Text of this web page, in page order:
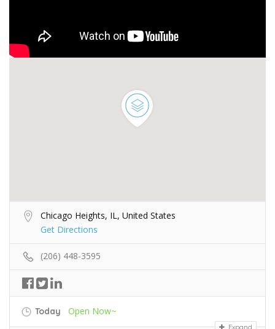
Chicago Heights, IL, United States
Get Directions
(206) 448-3595
Today Open Now~
Expand